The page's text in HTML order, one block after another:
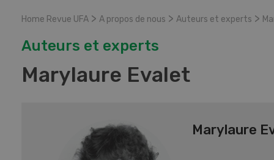
Home Revue UFA > A propos de nous > Auteurs et experts >
Auteurs et experts
Marylaure Evalet
Marylaure